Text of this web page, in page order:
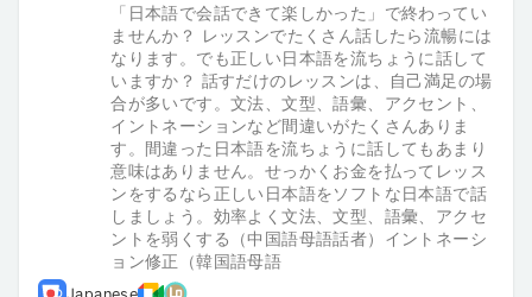
「日本語で会話できて楽しかった」で終わってい
ませんか？ レッスンでたくさん話したら流暢には
なります。でも正しい日本語を流ちょうに話して
いますか？ 話すだけのレッスンは、自己満足の場
合が多いです。文法、文型、語彙、アクセント、
イントネーションなど間違いがたくさんありま
す。間違った日本語を流ちょうに話してもあまり
意味はありません。せっかくお金を払ってレッス
ンをするなら正しい日本語をソフトな日本語で話
しましょう。効率よく文法、文型、語彙、アクセ
ントを弱くする（中国語母語話者）イントネーシ
ョン修正（韓国語母語